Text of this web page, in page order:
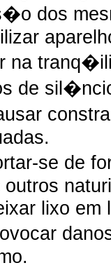
dos
na
de
se de
outros
lixo em